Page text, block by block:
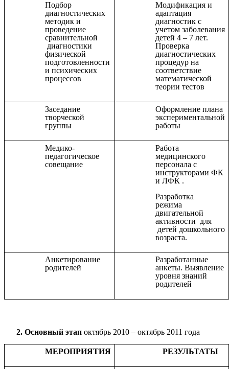
Подбор
диагностических
методик и
проведение
сравнительной
диагностики
физической
подготовленности
и психических
процессов
Модификация и
адаптация
диагностик с
учетом заболевания
детей 4 – 7 лет.
Проверка
диагностических
процедур на
соответствие
математической
теории тестов
Заседание
творческой
группы
Оформление плана
экспериментальной
работы
Медико-
педагогическое
совещание
Работа
медицинского
персонала с
инструкторами ФК
и ЛФК .
Разработка
режима
двигательной
активности для
детей дошкольного
возраста.
Анкетирование
родителей
Разработанные
анкеты. Выявление
уровня знаний
родителей
2. Основный этап октябрь 2010 – октябрь 2011 года
МЕРОПРИЯТИЯ РЕЗУЛЬТАТЫ